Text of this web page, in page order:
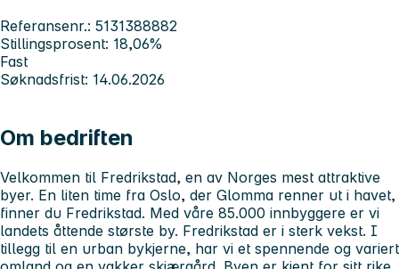
Referansenr.: 5131388882
Stillingsprosent: 18,06%
Fast
Søknadsfrist: 14.06.2026
Om bedriften
Velkommen til Fredrikstad, en av Norges mest attraktive
byer. En liten time fra Oslo, der Glomma renner ut i havet,
finner du Fredrikstad. Med våre 85.000 innbyggere er vi
landets åttende største by. Fredrikstad er i sterk vekst. I
tillegg til en urban bykjerne, har vi et spennende og variert